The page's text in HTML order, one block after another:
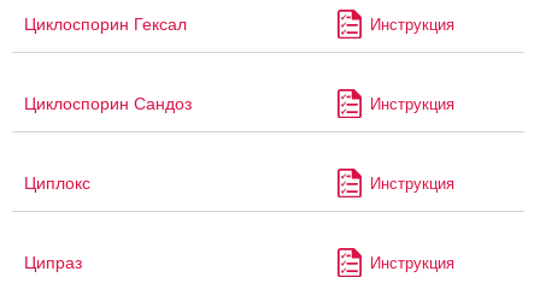
Циклоспорин Гексал Инструкция
Циклоспорин Сандоз Инструкция
Циплокс Инструкция
Ципраз Инструкция